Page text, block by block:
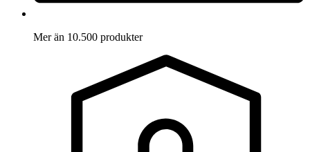
Mer än 10.500 produkter